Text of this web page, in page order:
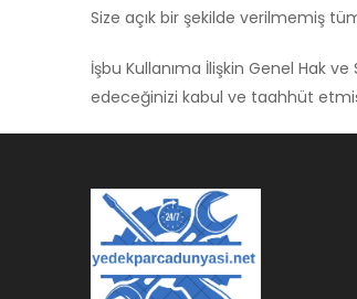
Size açık bir şekilde verilmemiş
İşbu Kullanıma İlişkin Genel Hak
edeceğinizi kabul ve taahhüt